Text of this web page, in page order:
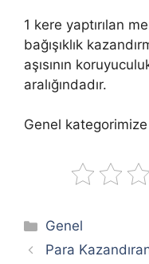
1 kere yaptırılan
bağışıklık
aşısının
aralığındadır.
Genel kategorimize
Kategoriler
Genel
Para